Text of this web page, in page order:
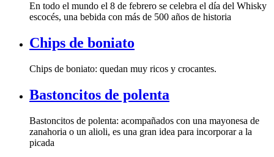
En todo el mundo el 8 de febrero se celebra el día del Whisky
escocés, una bebida con más de 500 años de historia
Chips de boniato
Chips de boniato: quedan muy ricos y crocantes.
Bastoncitos de polenta
Bastoncitos de polenta: acompañados con una mayonesa de
zanahoria o un alioli, es una gran idea para incorporar a la
picada